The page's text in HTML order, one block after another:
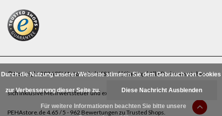
© Copyright 2026 PEHAstore.de |RSS feed|Sitemap| Alle Preise verstehen
sich inklusive Mehrwertsteuer und exklusivePorto.
PEHAstore.de4.65 /5 - 962 Bewertungen zu Trusted Shops
Durch die Nutzung unserer Webseite stimmen Sie dem Gebrauch von Cookies
zur Verbesserung dieser Seite zu. Diese Nachricht Ausblenden
Für weitere Informationen beachten Sie bitte unsere